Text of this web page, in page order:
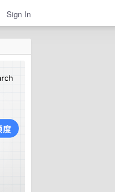
Sign In